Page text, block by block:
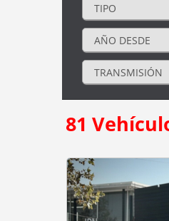
81